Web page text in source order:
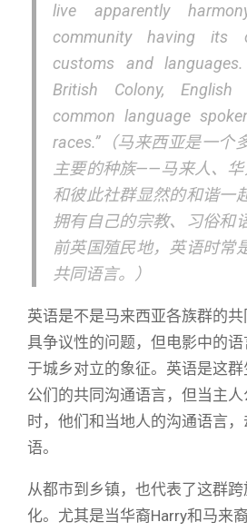
live apparently
community having its
customs and
British Colony,
common language
races.”（马来西亚是一个
主要的种族——马来人、
和彼此社群显然的和谐一
拥有自己的宗教、习俗和
前英国殖民地，英语时常
共同语言。）
英语是不是马来西亚各族群的
具争议性的问题，但电影中的
于城乡对立的象征。英语是这
公们的共同沟通语言，但当主
时，他们和当地人的沟通语言
语。
从都市到乡镇，也代表了这群
化。尤其是当华裔Harry和马来